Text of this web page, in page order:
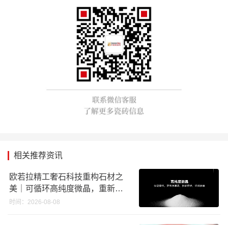
相关推荐资讯
欧若拉精工奢石科技重构石材之
美｜可循环高纯度微晶，重新定
义高端奢石原料
时间：2026-08-08